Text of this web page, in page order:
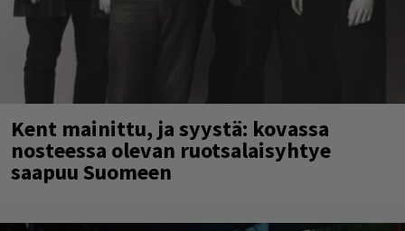
Kent mainittu, ja syystä: kovassa
nosteessa olevan ruotsalaisyhtye
saapuu Suomeen